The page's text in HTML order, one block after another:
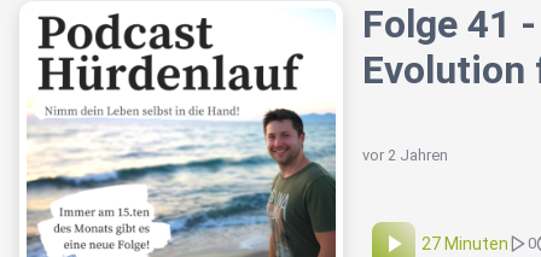
Folge 41
Evolution
vor 2 Jahren
27 Minuten 0